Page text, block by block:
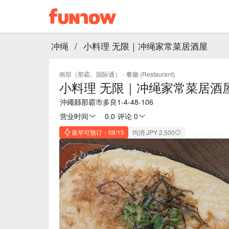
冲绳 / 小料理 无限｜冲绳家常菜居酒屋
南部（那霸、国际通） · 餐廳 (Restaurant)
小料理 无限｜冲绳家常菜居酒
沖繩縣那霸市多良1-4-48-106
营业时间
0.0 评论 0
最早可预订：08/15 均消 JPY 2,500